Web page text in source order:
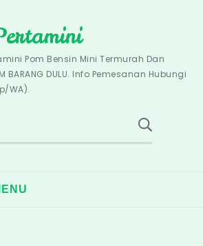
Pom Bensin Mini Termurah Dan
BARANG DULU. Info Pemesanan Hubungi
WA).